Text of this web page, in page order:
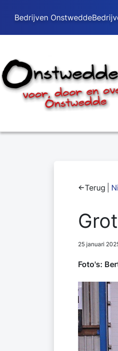
Bedrijven Onstwedde
Terug
25 januari
Foto's: